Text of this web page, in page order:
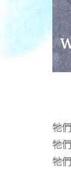
牠
牠
牠